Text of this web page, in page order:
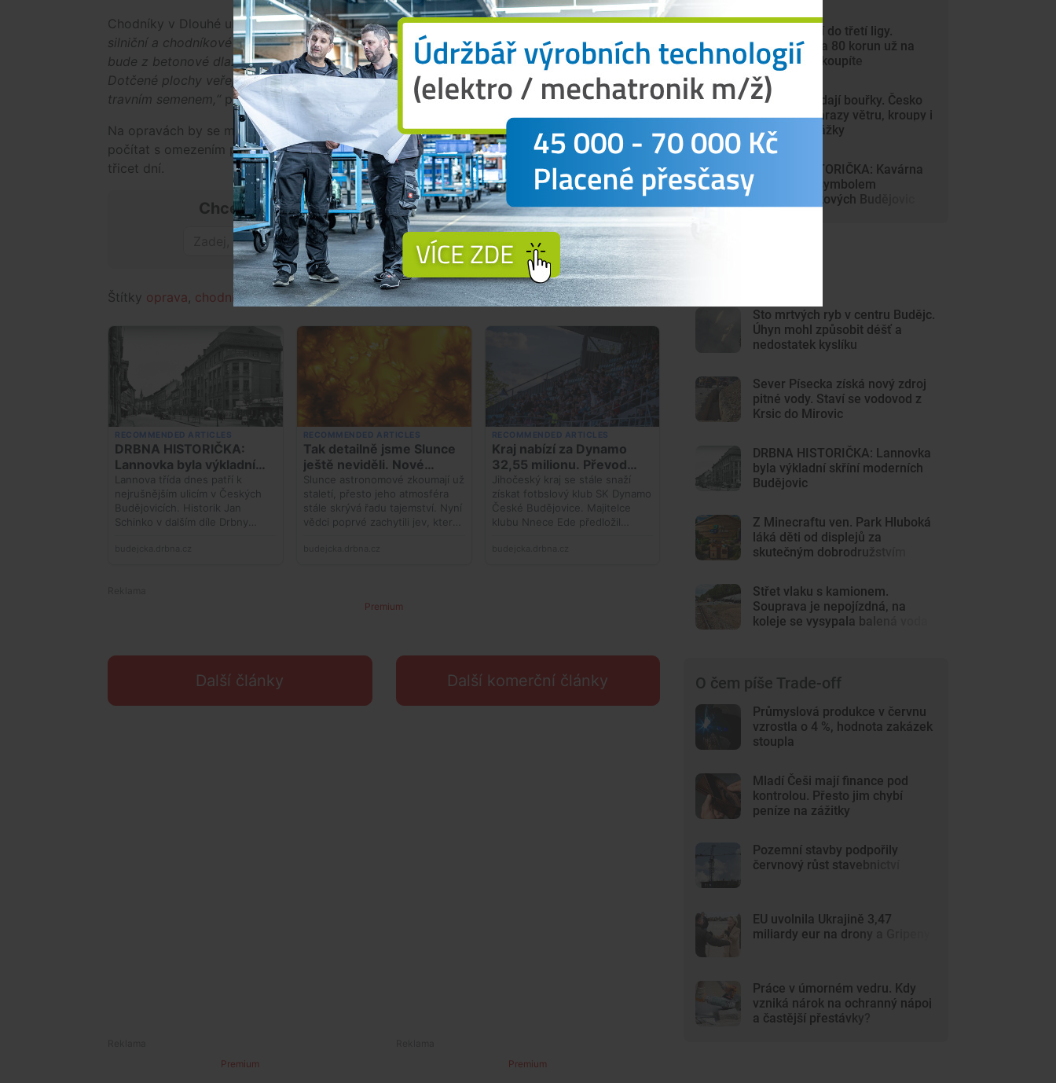
Chodníky v Dlouhé ulici u mateřské školy jsou ve špatném stavu.„Nově tam budou osazeny
silniční a chodníkové obrubníky, položí se vrstvy štěrkodrti a kamenné drti. Povrch chodníku
bude z betonové dlažby. Součástí je i pokládka prvků pro nevidomé v červené barvě.
Dotčené plochy veřejné zeleně budou vyčištěny od kamenů, dosypány zeminou a osety
travním semenem,“ přiblížil práce náměstek primátora Ivo Moravec.
Na opravách by se mělo začít pracovat 15. dubna. Na krátkou dobu budou muset řidiči
počítat s omezením parkování. Opravy vyjdou na 634,6 tisíc korun a potrvají maximálně
třicet dní.
Chceš mít přehled o tom, co se děje kolem tebe?
Přihlásit
Štítky oprava chodník,Dlouhá ulice,České Budějovice,Ivo Moravec
Premium
Další články Další komerční články
Dynamo míří do třetí ligy.
Vstupenky za 80 korun už na
internetu nekoupíte
Vedra vystřídají bouřky. Česko
zasáhnou nárazy větru, kroupy i
přívalové srážky
DRBNA HISTORIČKA: Kavárna
Savoy byla symbolem
prvorepublikových Budějovic
Sto mrtvých ryb v centru Budějc.
Úhyn mohl způsobit déšť a
nedostatek kyslíku
Sever Písecka získá nový zdroj
pitné vody. Staví se vodovod z
Krsic do Mirovic
DRBNA HISTORIČKA: Lannovka
byla výkladní skříní moderních
Budějovic
Z Minecraftu ven. Park Hluboká
láká děti od displejů za
skutečným dobrodružstvím
Střet vlaku s kamionem.
Souprava je nepojízdná, na
koleje se vysypala balená voda
O čem píše Trade-off
Průmyslová produkce v červnu
vzrostla o 4 %, hodnota zakázek
stoupla
Mladí Češi mají finance pod
kontrolou. Přesto jim chybí
peníze na zážitky
Pozemní stavby podpořily
červnový růst stavebnictví
EU uvolnila Ukrajině 3,47
miliardy eur na drony a Gripeny
Práce v úmorném vedru. Kdy
vzniká nárok na ochranný nápoj
a častější přestávky?
Premium Premium